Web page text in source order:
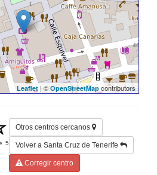
Leaflet | © OpenStreetMap contributors
5
Otros centros cercanos
Volver a Santa Cruz de Tenerife
Corregir centro